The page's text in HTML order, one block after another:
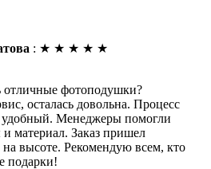
: ★ ★ ★ ★ ★
отличные фотоподушки?
осталась довольна. Процесс
удобный. Менеджеры помогли
материал. Заказ пришел
на высоте. Рекомендую всем, кто
подарки!